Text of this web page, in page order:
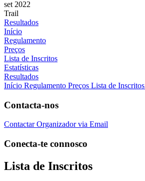
set 2022
Trail
Resultados
Início
Regulamento
Preços
Lista de Inscritos
Estatísticas
Resultados
Início Regulamento Preços Lista de Inscritos
Contacta-nos
Contactar Organizador via Email
Conecta-te connosco
Lista de Inscritos